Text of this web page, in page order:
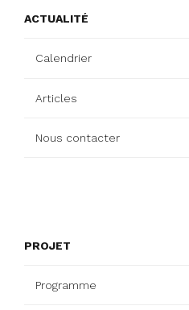
ACTUALITÉ
Calendrier
Articles
Nous contacter
PROJET
Programme